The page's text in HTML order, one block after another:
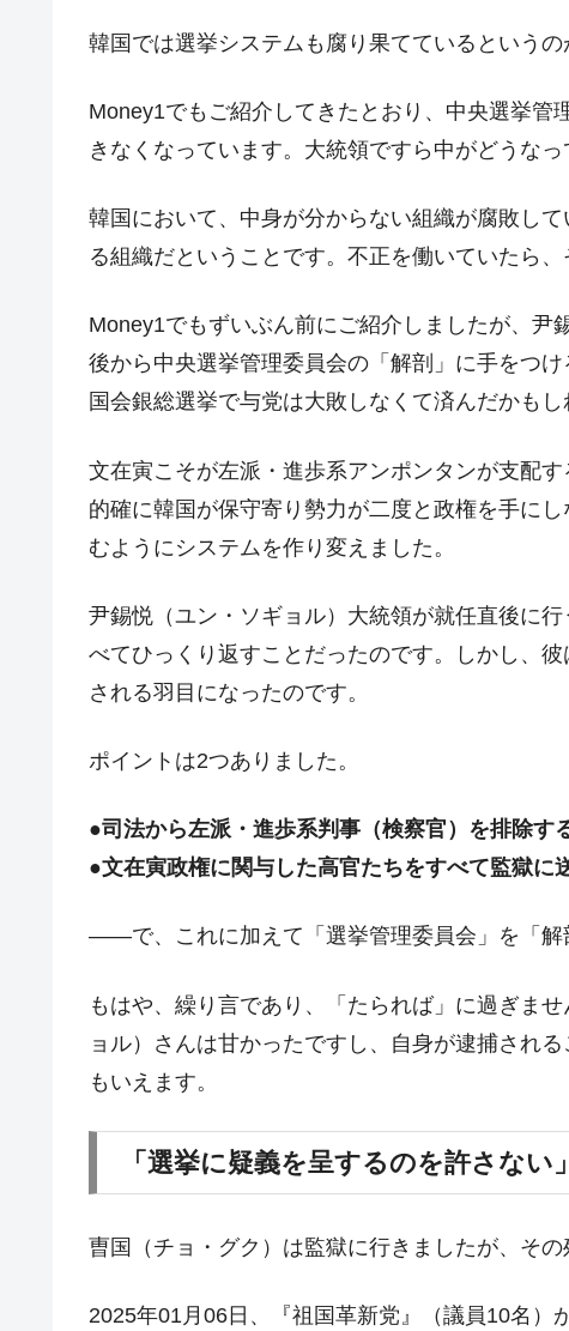
『Money1』 韓国半導体『SKハイニックス』2026年2Q
『Money1』
【速報】韓国株式市場の暴落・本日07月
発動！
Fact1 夏の甲子園、優勝校を最も多く輩出している都
Fact1 今話題の「楽天ライオンズ」とは？
Fact1 奇跡の毛色「白毛馬」とは？
Fact1 全て勝つといくら？ 競馬GI競走で勝利騎手がも
Fact1 平成仮面ライダーの意外すぎるモチーフとは？
Fact1 発表から2日で大崩壊、鳴かず飛ばずに終わりそ
Fact1 甲子園通算本塁打、最多の清原に次いで多く打
韓国では選挙システムも腐り果てているというの
Money1でもご紹介してきたとおり、中央選挙
きなくなっています。大統領ですら中がどうなっ
韓国において、中身が分からない組織が腐敗し
る組織だということです。不正を働いていたら
Money1でもずいぶん前にご紹介しましたが、尹
後から中央選挙管理委員会の「解剖」に手をつ
国会銀総選挙で与党は大敗しなくて済んだかもし
文在寅こそが左派・進歩系アンポンタンが支配
的確に韓国が保守寄り勢力が二度と政権を手に
むようにシステムを作り変えました。
尹錫悦（ユン・ソギョル）大統領が就任直後に
べてひっくり返すことだったのです。しかし、
される羽目になったのです。
ポイントは2つありました。
●司法から左派・進歩系判事（検察官）を排除す
●文在寅政権に関与した高官たちをすべて監獄に
――で、これに加えて「選挙管理委員会」を「解
もはや、繰り言であり、「たられば」に過ぎま
ョル）さんは甘かったですし、自身が逮捕され
もいえます。
「選挙に疑義を呈するのを許さない
曺国（チョ・グク）は監獄に行きましたが、そ
2025年01月06日、『祖国革新党』（議員10名）